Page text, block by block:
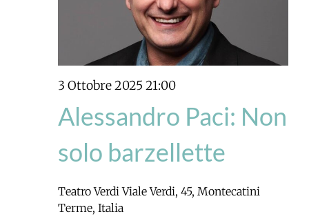
3 Ottobre 2025 21:00
Alessandro Paci: Non
solo barzellette
Teatro VerdiViale Verdi, 45, Montecatini
Terme, Italia